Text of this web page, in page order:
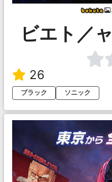
ビエト／
26
ブラック
ソニック